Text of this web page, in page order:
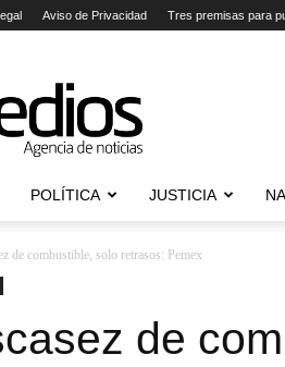
Aviso de Privacidad Tres premisas para
POLÍTICA JUSTICIA
de combustible, solo retrasos: Pemex
de